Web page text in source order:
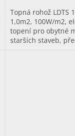
Topná rohož LDTS
1,0m2, 100W/m2,
topení pro obytné
starších staveb,